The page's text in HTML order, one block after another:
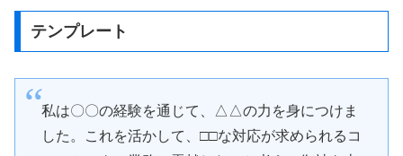
テンプレート
私は〇〇の経験を通じて、△△の力を身につけま
した。これを活かして、□□な対応が求められるコ